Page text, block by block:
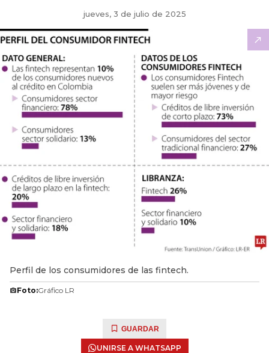
jueves, 3 de julio de 2025
Perfil de los consumidores de las fintech.
Foto:Gráfico LR
GUARDAR
UNIRSE A WHATSAPP